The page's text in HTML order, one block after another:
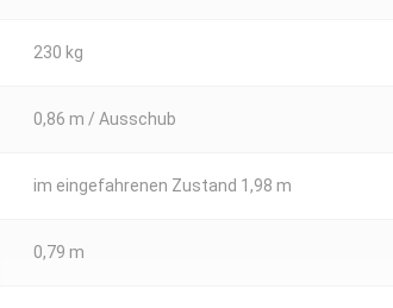
230 kg
0,86 m / Ausschub
im eingefahrenen Zustand 1,98 m
0,79 m